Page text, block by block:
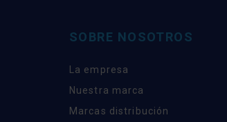
SOBRE NOSOTROS
La empresa
Nuestra marca
Marcas distribución